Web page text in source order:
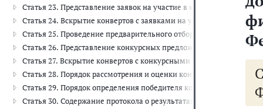
Статья 23. Представление заявок на участие в конкурсе
Статья 24. Вскрытие конвертов с заявками на участие в конкурсе
Статья 25. Проведение предварительного отбора участников
Статья 26. Представление конкурсных предложений
Статья 27. Вскрытие конвертов с конкурсными предложениями
Статья 28. Порядок рассмотрения и оценки конкурсных
Статья 29. Порядок определения победителя конкурса
Статья 30. Содержание протокола о результатах проведения